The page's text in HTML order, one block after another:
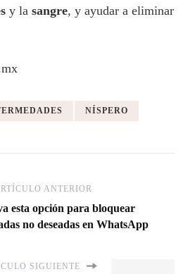
y la sangre, y ayudar a eliminar
NÍSPERO
ANTERIOR
esta opción para bloquear
no deseadas en WhatsApp
SIGUIENTE